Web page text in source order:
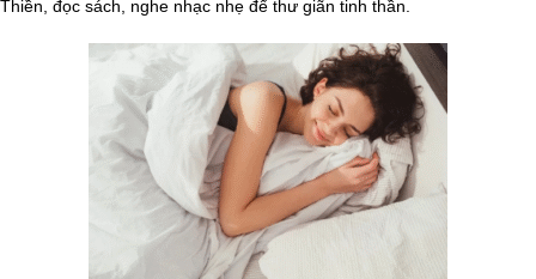
Thiền, đọc sách, nghe nhạc nhẹ để thư giãn tinh thần.